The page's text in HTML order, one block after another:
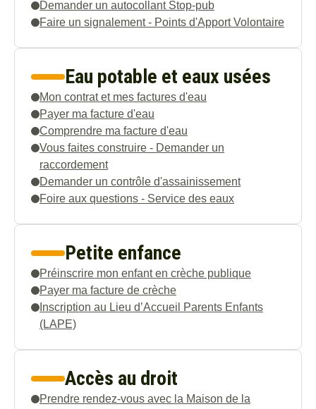
Demander un autocollant Stop-pub
Faire un signalement - Points d'Apport Volontaire
Eau potable et eaux usées
Mon contrat et mes factures d'eau
Payer ma facture d'eau
Comprendre ma facture d'eau
Vous faites construire - Demander un
raccordement
Demander un contrôle d'assainissement
Foire aux questions - Service des eaux
Petite enfance
Préinscrire mon enfant en crèche publique
Payer ma facture de crèche
Inscription au Lieu d’Accueil Parents Enfants
(LAPE)
Accès au droit
Prendre rendez-vous avec la Maison de la